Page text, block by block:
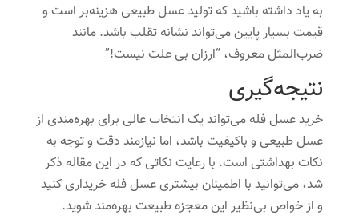
به یاد داشته باشید که تولید عسل طبیعی هزینه‌بر است و
قیمت بسیار پایین می‌تواند نشانه تقلب باشد. مانند
ضرب‌المثل معروف، “ارزان بی علت نیست!”
نتیجه‌گیری
خرید عسل فله می‌تواند یک انتخاب عالی برای بهره‌مندی از
عسل طبیعی و باکیفیت باشد، اما نیازمند دقت و توجه به
نکات بهداشتی است. با رعایت نکاتی که در این مقاله ذکر
شد، می‌توانید با اطمینان بیشتری عسل فله خریداری کنید
و از خواص بی‌نظیر این معجزه طبیعت بهره‌مند شوید.